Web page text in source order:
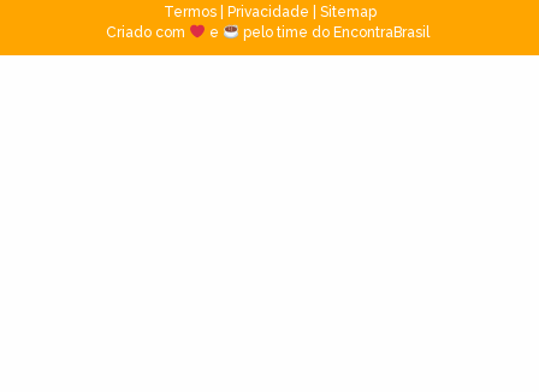
Termos| Privacidade
Sitemap
Criado com
e pelo time do EncontraBrasil